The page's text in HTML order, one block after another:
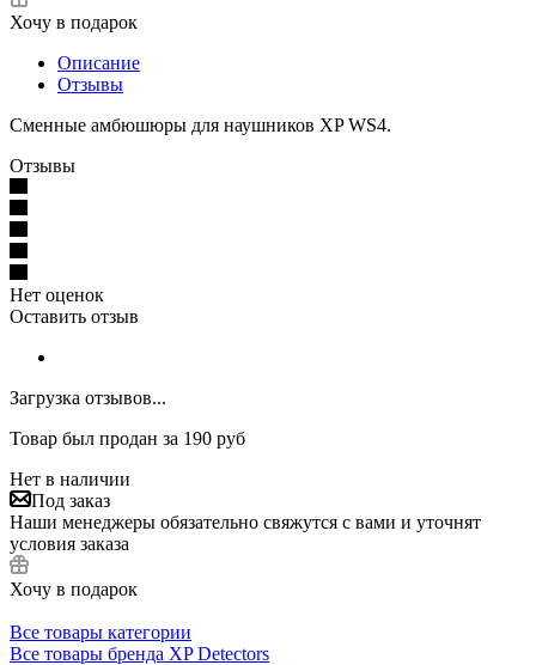
Хочу в подарок
Описание
Отзывы
Сменные амбюшюры для наушников XP WS4.
Отзывы
Нет оценок
Оставить отзыв
Загрузка отзывов...
Товар был продан за 190 руб
Нет в наличии
Под заказ
Наши менеджеры обязательно свяжутся с вами и уточнят
условия заказа
Хочу в подарок
Все товары категории
Все товары бренда XP Detectors